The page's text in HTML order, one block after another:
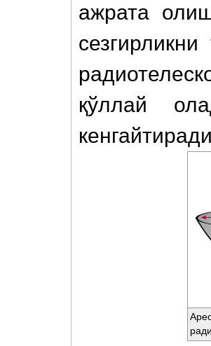
ажрата
қўллай